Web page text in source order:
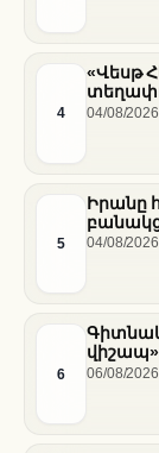
4
«Վեսթ
04/08/
5
Իրանը
04/08/
6
վիշապ»
06/08/